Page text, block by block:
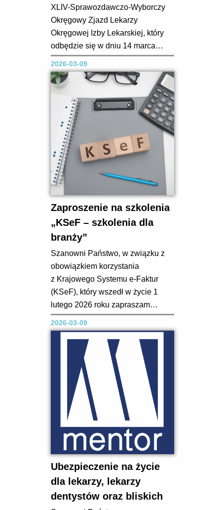
XLIV-Sprawozdawczo-Wyborczy
Okręgowy Zjazd Lekarzy
Okręgowej Izby Lekarskiej, który
odbędzie się w dniu 14 marca
2026 roku w Hotelu Grape Town
2026-03-09
Zaproszenie na szkolenia
„KSeF – szkolenia dla
branży”
Szanowni Państwo, w związku z
obowiązkiem korzystania
z Krajowego Systemu e-Faktur
(KSeF), który wszedł w życie 1
lutego 2026 roku zapraszam
Państwa do udziału w bezpłatnych
szkoleniach z tego zakresu, które
prowadzone będą zarówno
stacjonarnie, jak i online.
Proponuję Państwu udział w
szkoleniach branżowych z
cyklu „KSeF – szkolenia dla...
2026-03-09
Ubezpieczenie na życie
dla lekarzy, lekarzy
dentystów oraz bliskich